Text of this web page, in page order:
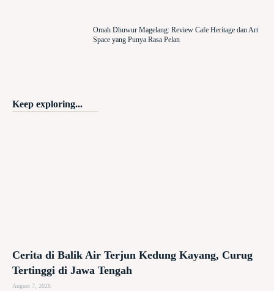
Omah Dhuwur Magelang: Review Cafe Heritage dan Art
Space yang Punya Rasa Pelan
Keep exploring...
Cerita di Balik Air Terjun Kedung Kayang, Curug
Tertinggi di Jawa Tengah
August 7, 2026